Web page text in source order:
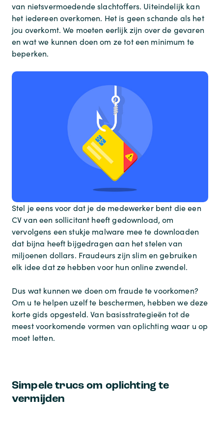
van nietsvermoedende slachtoffers. Uiteindelijk kan
het iedereen overkomen. Het is geen schande als het
jou overkomt. We moeten eerlijk zijn over de gevaren
en wat we kunnen doen om ze tot een minimum te
beperken.
Stel je eens voor dat je de medewerker bent die een
CV van een sollicitant heeft gedownload, om
vervolgens een stukje malware mee te downloaden
dat bijna heeft bijgedragen aan het stelen van
miljoenen dollars. Fraudeurs zijn slim en gebruiken
elk idee dat ze hebben voor hun online zwendel.
Dus wat kunnen we doen om fraude te voorkomen?
Om u te helpen uzelf te beschermen, hebben we deze
korte gids opgesteld. Van basisstrategieën tot de
meest voorkomende vormen van oplichting waar u op
moet letten.
Simpele trucs om oplichting te
vermijden